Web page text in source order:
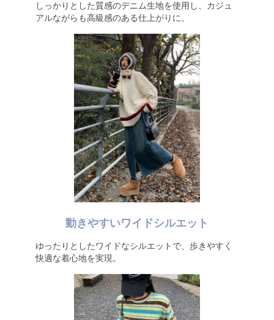
しっかりとした質感のデニム生地を使用し、カジュ
アルながらも高級感のある仕上がりに。
動きやすいワイドシルエット
ゆったりとしたワイドなシルエットで、歩きやすく
快適な着心地を実現。